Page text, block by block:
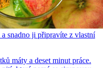
snadno ji připravíte z vlastní
máty a deset minut práce.